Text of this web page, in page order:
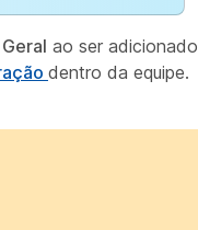
Geral ao ser adicionado
dentro da equipe.